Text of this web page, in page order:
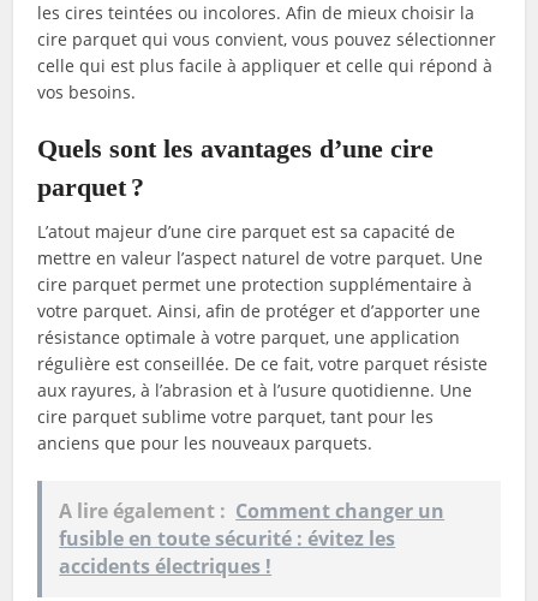
les cires teintées ou incolores. Afin de mieux choisir la
cire parquet qui vous convient, vous pouvez sélectionner
celle qui est plus facile à appliquer et celle qui répond à
vos besoins.
Quels sont les avantages d’une cire
parquet ?
L’atout majeur d’une cire parquet est sa capacité de
mettre en valeur l’aspect naturel de votre parquet. Une
cire parquet permet une protection supplémentaire à
votre parquet. Ainsi, afin de protéger et d’apporter une
résistance optimale à votre parquet, une application
régulière est conseillée. De ce fait, votre parquet résiste
aux rayures, à l’abrasion et à l’usure quotidienne. Une
cire parquet sublime votre parquet, tant pour les
anciens que pour les nouveaux parquets.
A lire également : Comment changer un
fusible en toute sécurité : évitez les
accidents électriques !